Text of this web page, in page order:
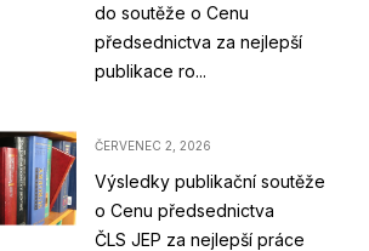
do soutěže o Cenu
předsednictva za nejlepší
publikace ro...
ČERVENEC 2, 2026
Výsledky publikační soutěže
o Cenu předsednictva
ČLS JEP za nejlepší práce